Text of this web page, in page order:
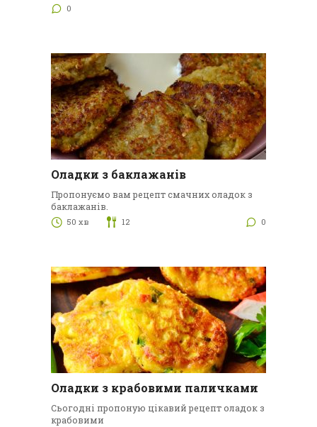
0
Оладки з баклажанів
Пропонуємо вам рецепт смачних оладок з
баклажанів.
50 хв 12 0
Оладки з крабовими паличками
Сьогодні пропоную цікавий рецепт оладок з
крабовими